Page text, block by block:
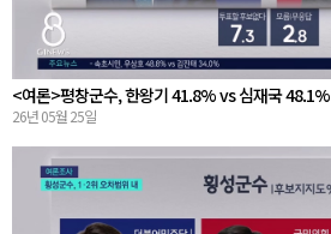
<여론>평창군수, 한왕기 41.8% vs 심재국 48.1%
26년 05월 25일